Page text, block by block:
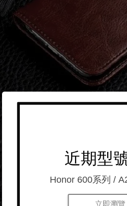
近期型
Honor 600系列 /
立即瀏